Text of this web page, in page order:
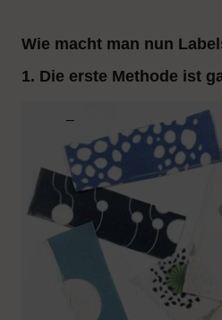
Wie macht man nun
1. Die erste Methode ist